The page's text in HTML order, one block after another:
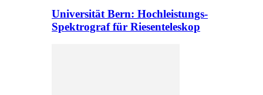
Universität Bern: Hochleistungs-
Spektrograf für Riesenteleskop